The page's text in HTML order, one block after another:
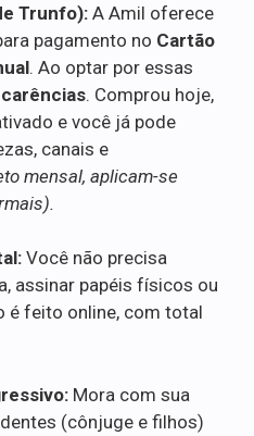
Trunfo): A Amil oferece
pagamento no Cartão
. Ao optar por essas
. Comprou hoje,
e você já pode
canais e
mensal, aplicam-se
Você não precisa
assinar papéis físicos ou
é feito online, com total
Mora com sua
(cônjuge e filhos)